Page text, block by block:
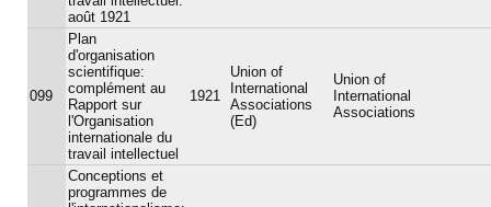
août 1921
099
Plan
d'organisation
scientifique:
complément au
Rapport sur
l'Organisation
internationale du
travail intellectuel
1921
Union of
International
Associations
(Ed)
Union of
International
Associations
Conceptions et
programmes de